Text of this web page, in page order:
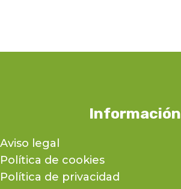
Información
Aviso legal
Política de cookies
Política de privacidad